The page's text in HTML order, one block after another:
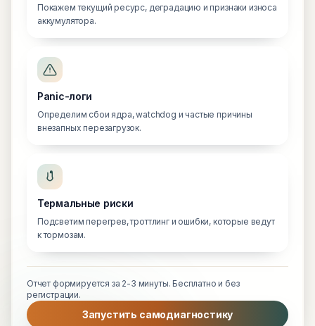
Покажем текущий ресурс, деградацию и признаки износа
аккумулятора.
Panic-логи
Определим сбои ядра, watchdog и частые причины
внезапных перезагрузок.
Термальные риски
Подсветим перегрев, троттлинг и ошибки, которые ведут
к тормозам.
Отчет формируется за 2-3 минуты. Бесплатно и без
регистрации.
Запустить самодиагностику